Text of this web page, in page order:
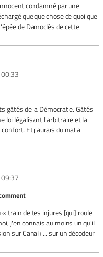
condamné par une
quelque chose de quoi que
de Damoclès de cette
gâtés de la Démocratie. Gâtés
loi légalisant l'arbitraire et la
Et j'aurais du mal à
« train de tes injures [qui] roule
j'en connais au moins un qu'il
sur Canal+... sur un décodeur